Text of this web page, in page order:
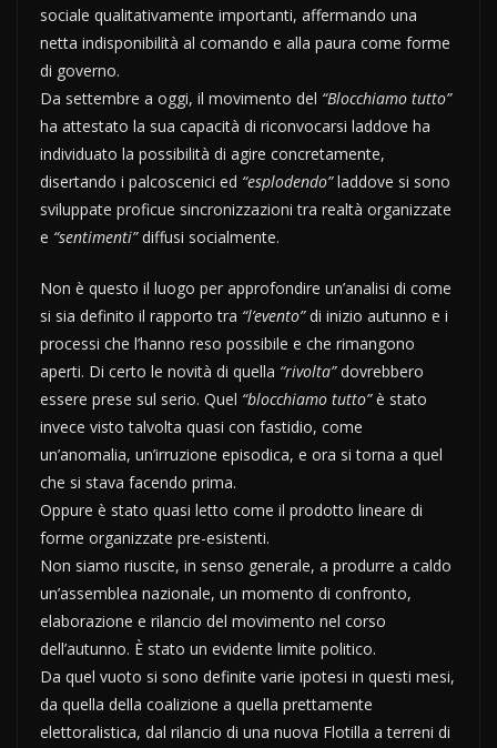
sociale qualitativamente importanti, affermando una
netta indisponibilità al comando e alla paura come forme
di governo.
Da settembre a oggi, il movimento del “Blocchiamo tutto”
ha attestato la sua capacità di riconvocarsi laddove ha
individuato la possibilità di agire concretamente,
disertando i palcoscenici ed “esplodendo”laddove si sono
sviluppate proficue sincronizzazioni tra realtà organizzate
e “sentimenti”diffusi socialmente.
Non è questo il luogo per approfondire un’analisi di come
si sia definito il rapporto tra “l’evento”di inizio autunno e i
processi che l’hanno reso possibile e che rimangono
aperti. Di certo le novità di quella “rivolta”dovrebbero
essere prese sul serio. Quel “blocchiamo tutto”è stato
invece visto talvolta quasi con fastidio, come
un’anomalia, un’irruzione episodica, e ora si torna a quel
che si stava facendo prima.
Oppure è stato quasi letto come il prodotto lineare di
forme organizzate pre-esistenti.
Non siamo riuscite, in senso generale, a produrre a caldo
un’assemblea nazionale, un momento di confronto,
elaborazione e rilancio del movimento nel corso
dell’autunno. È stato un evidente limite politico.
Da quel vuoto si sono definite varie ipotesi in questi mesi,
da quella della coalizione a quella prettamente
elettoralistica, dal rilancio di una nuova Flotilla a terreni di